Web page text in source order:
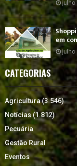
julho
em
julho
CATEGORIAS
Agricultura(3.546)
Notícias (1.812)
Pecuária
Gestão Rural
Eventos